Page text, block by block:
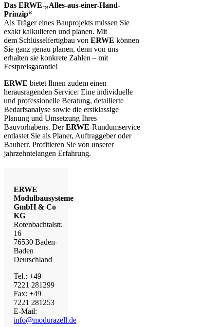
Das ERWE-„Alles-aus-einer-Hand-
Prinzip“
Als Träger eines Bauprojekts müssen Sie
exakt kalkulieren und planen. Mit
dem Schlüsselfertigbau von ERWE können
Sie ganz genau planen, denn von uns
erhalten sie konkrete Zahlen – mit
Festpreisgarantie!
ERWE bietet Ihnen zudem einen
herausragenden Service: Eine individuelle
und professionelle Beratung, detailierte
Bedarfsanalyse sowie die erstklassige
Planung und Umsetzung Ihres
Bauvorhabens. DerERWE-Rundumservice
entlastet Sie als Planer, Auftraggeber oder
Bauherr. Profitieren Sie von unserer
jahrzehntelangen Erfahrung.
ERWE
Modulbausysteme
GmbH & Co
KG
Rotenbachtalstr.
16
76530 Baden-
Baden
Deutschland
Tel.: +49
7221 281299
Fax: +49
7221 281253
E-Mail:
info@modurazell.de